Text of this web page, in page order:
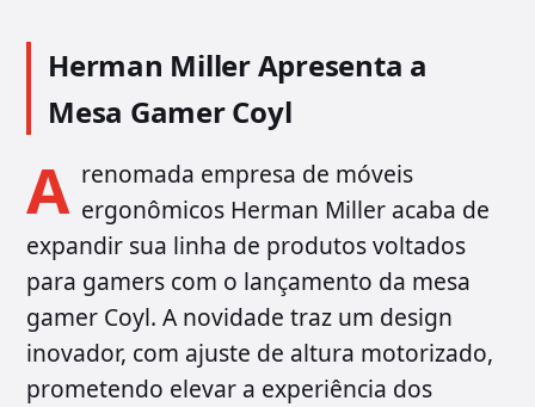
Herman Miller Apresenta a
Mesa Gamer Coyl
A renomada empresa de móveis
ergonômicos Herman Miller acaba de
expandir sua linha de produtos voltados
para gamers com o lançamento da mesa
gamer Coyl. A novidade traz um design
inovador, com ajuste de altura motorizado,
prometendo elevar a experiência dos